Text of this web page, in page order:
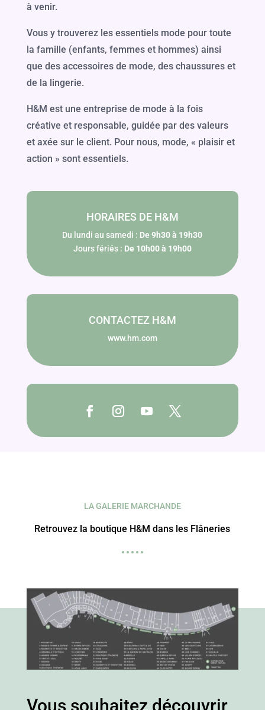
à venir.
Vous y trouverez les essentiels mode pour toute
la famille (enfants, femmes et hommes) ainsi
que des accessoires de mode, des chaussures et
de la lingerie.
H&M est une entreprise de mode à la fois
créative et responsable, guidée par des valeurs
et axée sur le client. Pour nous, mode, « plaisir et
action » sont essentiels.
HORAIRES DE H&M
Du lundi au samedi : De 9h30 à 19h30
Jours fériés : De 10h00 à 19h00
CONTACTEZ H&M
www.hm.com
LA GALERIE MARCHANDE
Retrouvez la boutique H&M dans les Flâneries
Vous souhaitez découvrir